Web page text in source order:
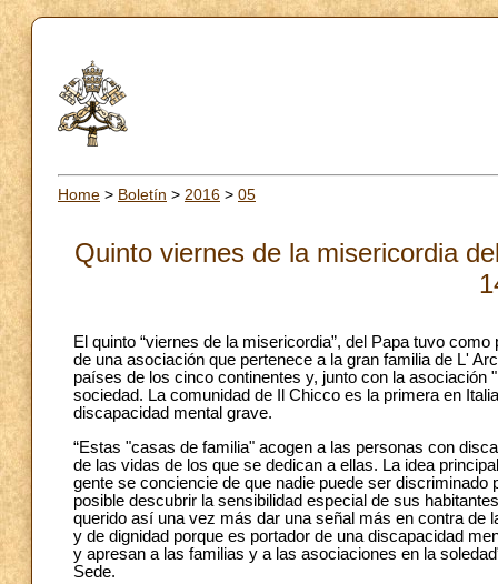
Home > Boletín > 2016 > 05
Quinto viernes de la misericordia
El quinto “viernes de la misericordia”, del Papa tuvo
de una asociación que pertenece a la gran familia de L'
países de los cinco continentes y, junto con la
sociedad. La comunidad de Il Chicco es la primera en
discapacidad mental grave.
“Estas "casas de familia" acogen a las personas con
de las vidas de los que se dedican a ellas. La idea
gente se conciencie de que nadie puede ser
posible descubrir la sensibilidad especial de sus
querido así una vez más dar una señal más en contra de
y de dignidad porque es portador de una discapacidad
y apresan a las familias y a las asociaciones en la
Sede.